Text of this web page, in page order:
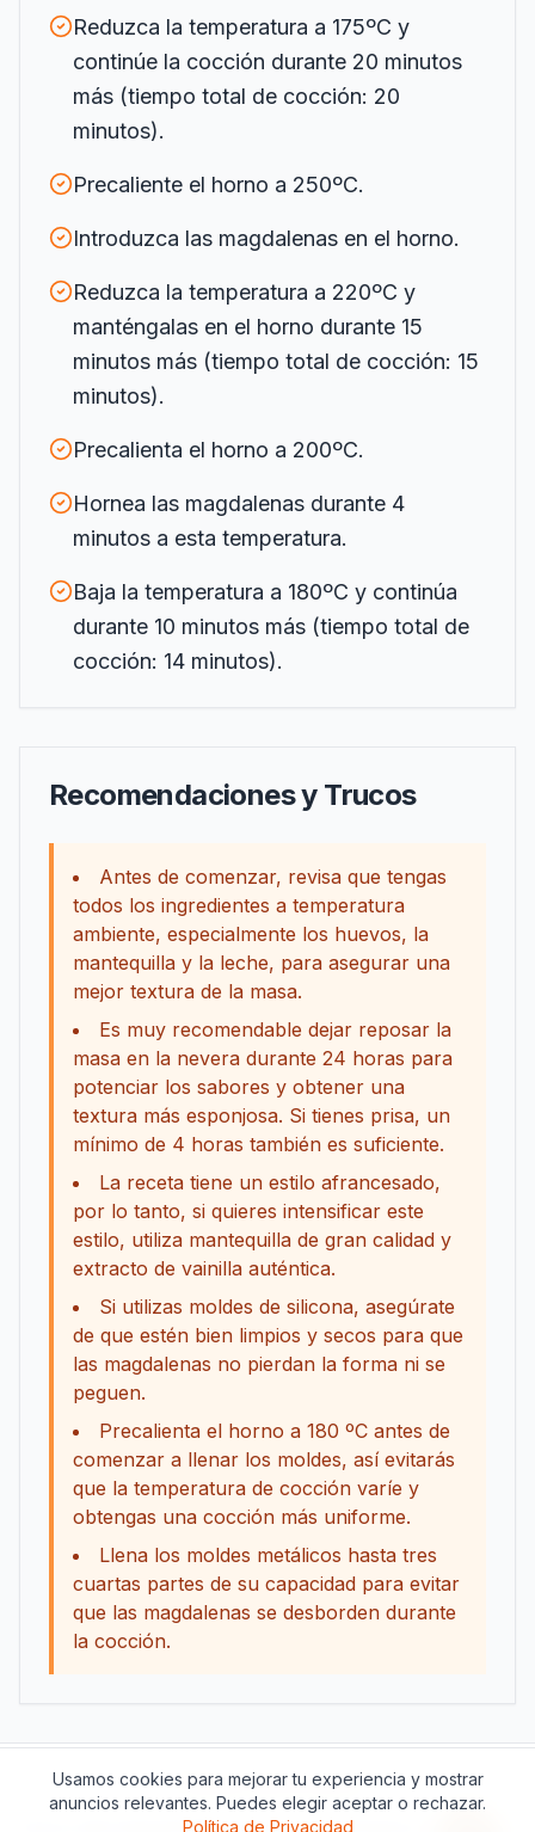
Reduzca la temperatura a 175ºC y
continúe la cocción durante 20 minutos
más (tiempo total de cocción: 20
minutos).
Precaliente el horno a 250ºC.
Introduzca las magdalenas en el horno.
Reduzca la temperatura a 220ºC y
manténgalas en el horno durante 15
minutos más (tiempo total de cocción: 15
minutos).
Precalienta el horno a 200ºC.
Hornea las magdalenas durante 4
minutos a esta temperatura.
Baja la temperatura a 180ºC y continúa
durante 10 minutos más (tiempo total de
cocción: 14 minutos).
Recomendaciones y Trucos
Antes de comenzar, revisa que tengas
todos los ingredientes a temperatura
ambiente, especialmente los huevos, la
mantequilla y la leche, para asegurar una
mejor textura de la masa.
Es muy recomendable dejar reposar la
masa en la nevera durante 24 horas para
potenciar los sabores y obtener una
textura más esponjosa. Si tienes prisa, un
mínimo de 4 horas también es suficiente.
La receta tiene un estilo afrancesado,
por lo tanto, si quieres intensificar este
estilo, utiliza mantequilla de gran calidad y
extracto de vainilla auténtica.
Si utilizas moldes de silicona, asegúrate
de que estén bien limpios y secos para que
las magdalenas no pierdan la forma ni se
peguen.
Precalienta el horno a 180 ºC antes de
comenzar a llenar los moldes, así evitarás
que la temperatura de cocción varíe y
obtengas una cocción más uniforme.
Llena los moldes metálicos hasta tres
cuartas partes de su capacidad para evitar
que las magdalenas se desborden durante
la cocción.
Apoya este proyecto
Política de PrivacidadTérminos del Servicio
Usamos cookies para mejorar tu experiencia y mostrar
anuncios relevantes. Puedes elegir aceptar o rechazar.
Política de Privacidad